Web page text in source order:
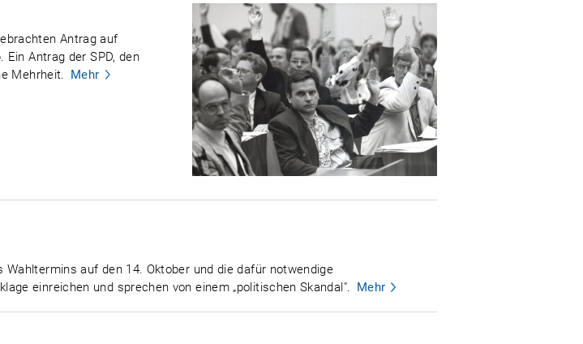
Antrag auf
Antrag der SPD, den
Mehrheit.
Mehr
auf den 14. Oktober und die dafür notwendige
einreichen und sprechen von einem „politischen Skandal".
Mehr